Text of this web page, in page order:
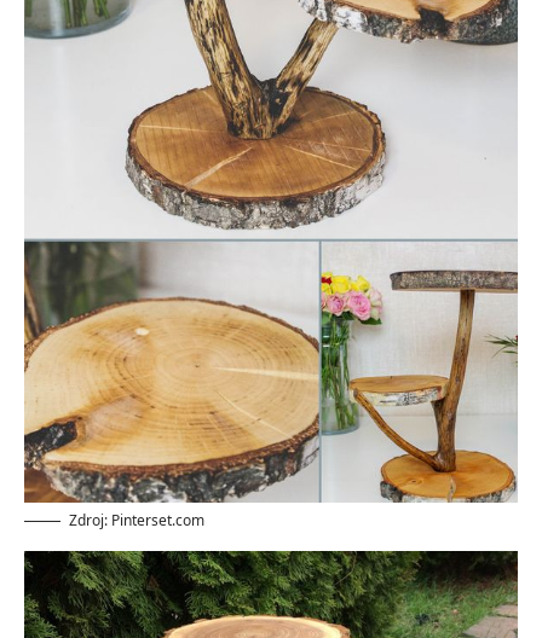
Zdroj: Pinterset.com